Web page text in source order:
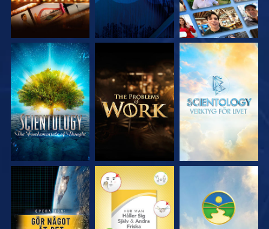
UTFORSKA
SERIEN
UTFORSKA
SERIEN
UTFORSKA
SERIEN
TITTA TITTA TITTA